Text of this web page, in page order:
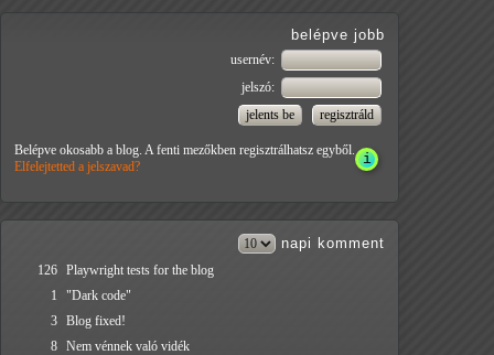
belépve jobb
usernév:
jelszó:
Belépve okosabb a blog. A fenti mezőkben regisztrálhatsz egyből.
Elfelejtetted a jelszavad?
napi komment
126 Playwright tests for the blog
1
"Dark code"
3 Blog fixed!
8 Nem vénnek való vidék